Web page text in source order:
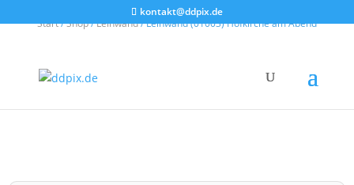
kontakt@ddpix.de
Start/Shop/Leinwand/ Leinwand (01003) Hofkirche am Abend